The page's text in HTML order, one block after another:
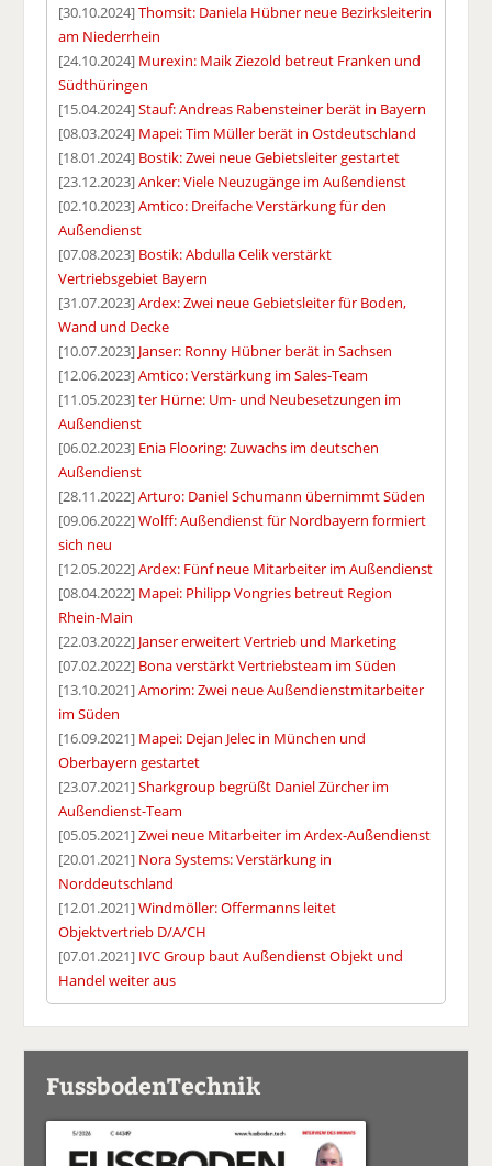
[30.10.2024]Thomsit: Daniela Hübner neue Bezirksleiterin
am Niederrhein
[24.10.2024] Murexin: Maik Ziezold betreut Franken und
Südthüringen
[15.04.2024]Stauf: Andreas Rabensteiner berät in Bayern
[08.03.2024] Mapei: Tim Müller berät in Ostdeutschland
[18.01.2024] Bostik: Zwei neue Gebietsleiter gestartet
[23.12.2023]Anker: Viele Neuzugänge im Außendienst
[02.10.2023]Amtico: Dreifache Verstärkung für den
Außendienst
[07.08.2023] Bostik: Abdulla Celik verstärkt
Vertriebsgebiet Bayern
[31.07.2023]Ardex: Zwei neue Gebietsleiter für Boden,
Wand und Decke
[10.07.2023] Janser: Ronny Hübner berät in Sachsen
[12.06.2023]Amtico: Verstärkung im Sales-Team
[11.05.2023]ter Hürne: Um- und Neubesetzungen im
Außendienst
[06.02.2023] Enia Flooring: Zuwachs im deutschen
Außendienst
[28.11.2022]Arturo: Daniel Schumann übernimmt Süden
[09.06.2022]Wolff: Außendienst für Nordbayern formiert
sich neu
[12.05.2022]Ardex: Fünf neue Mitarbeiter im Außendienst
[08.04.2022] Mapei: Philipp Vongries betreut Region
Rhein-Main
[22.03.2022] Janser erweitert Vertrieb und Marketing
[07.02.2022] Bona verstärkt Vertriebsteam im Süden
[13.10.2021]Amorim: Zwei neue Außendienstmitarbeiter
im Süden
[16.09.2021] Mapei: Dejan Jelec in München und
Oberbayern gestartet
[23.07.2021]Sharkgroup begrüßt Daniel Zürcher im
Außendienst-Team
[05.05.2021]Zwei neue Mitarbeiter im Ardex-Außendienst
[20.01.2021] Nora Systems: Verstärkung in
Norddeutschland
[12.01.2021]Windmöller: Offermanns leitet
Objektvertrieb D/A/CH
[07.01.2021] IVC Group baut Außendienst Objekt und
Handel weiter aus
FussbodenTechnik